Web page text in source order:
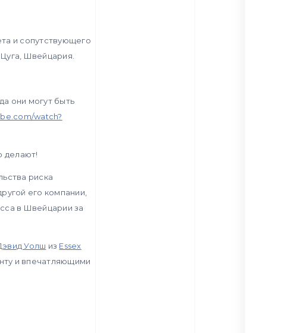
и сопутствующего
Швейцария.
они могут быть
watch?
делают!
риска
его компании,
в Швейцарии за
Уолш из Essex
и впечатляющими